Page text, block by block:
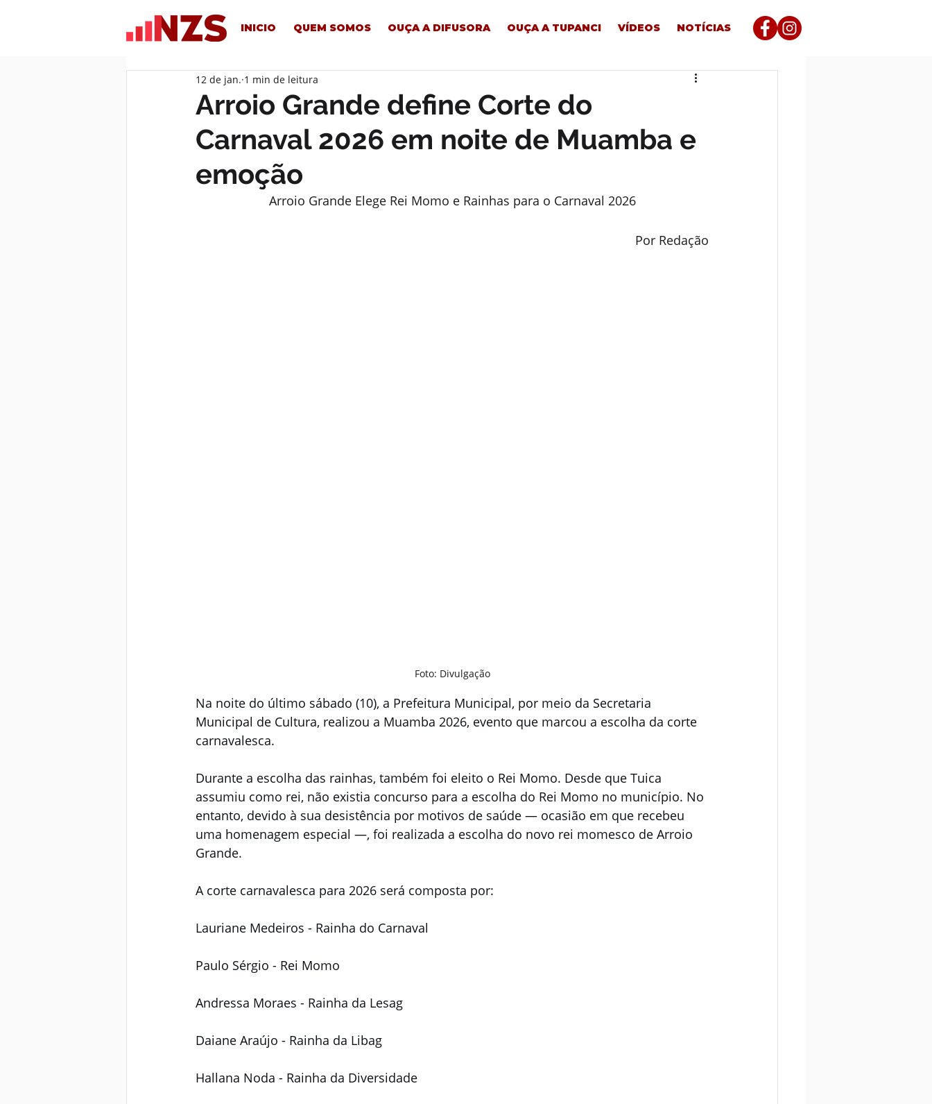
INICIO QUEM SOMOS OUÇA A DIFUSORA OUÇA A TUPANCI VÍDEOS NOTÍCIAS
Arroio Grande define Corte do
Carnaval 2026 em noite de Muamba e
emoção
12 de jan. 1 min de leitura
Arroio Grande Elege Rei Momo e Rainhas para o Carnaval 2026
Por Redação
Foto: Divulgação
Na noite do último sábado (10), a Prefeitura Municipal, por meio da Secretaria
Municipal de Cultura, realizou a Muamba 2026, evento que marcou a escolha da corte
carnavalesca.
Durante a escolha das rainhas, também foi eleito o Rei Momo. Desde que Tuica
assumiu como rei, não existia concurso para a escolha do Rei Momo no município. No
entanto, devido à sua desistência por motivos de saúde — ocasião em que recebeu
uma homenagem especial —, foi realizada a escolha do novo rei momesco de Arroio
Grande.
A corte carnavalesca para 2026 será composta por:
Lauriane Medeiros - Rainha do Carnaval
Paulo Sérgio - Rei Momo
Andressa Moraes - Rainha da Lesag
Daiane Araújo - Rainha da Libag
Hallana Noda - Rainha da Diversidade